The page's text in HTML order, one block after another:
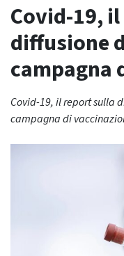
Covid-19,
diffusione
campagna
Covid-19, il report sulla
campagna di